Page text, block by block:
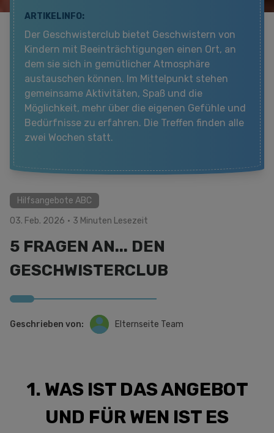
Hilfsangebote ABC
03. Feb. 2026 · 3 Minuten Lesezeit
5 FRAGEN AN... DEN
GESCHWISTERCLUB
Geschrieben von: Elternseite Team
ARTIKELINFO:
Der Geschwisterclub bietet Geschwistern von
Kindern mit Beeinträchtigungen einen Ort, an
dem sie sich in gemütlicher Atmosphäre
austauschen können. Im Mittelpunkt stehen
gemeinsame Aktivitäten, Spaß und die
Möglichkeit, mehr über die eigenen Gefühle und
Bedürfnisse zu erfahren. Die Treffen finden alle
zwei Wochen statt.
1. WAS IST DAS ANGEBOT
UND FÜR WEN IST ES